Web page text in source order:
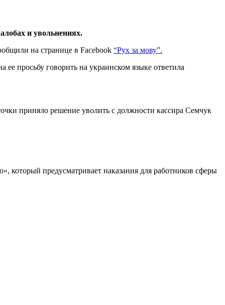
и увольнениях.
на странице в Facebook “Рух за мову”.
просьбу говорить на украинском языке ответила
приняло решение уволить с должности кассира Семчук
который предусматривает наказания для работников сферы